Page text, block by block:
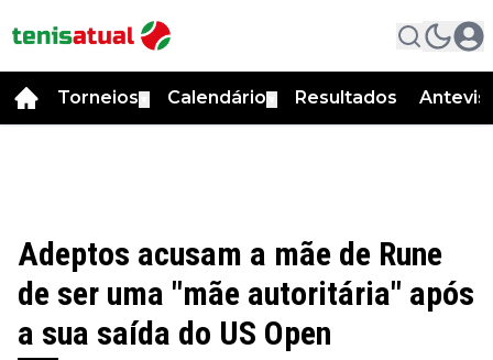
Torneios Calendário Resultados
Adeptos acusam a mãe de Rune
de ser uma "mãe autoritária" após
a sua saída do US Open